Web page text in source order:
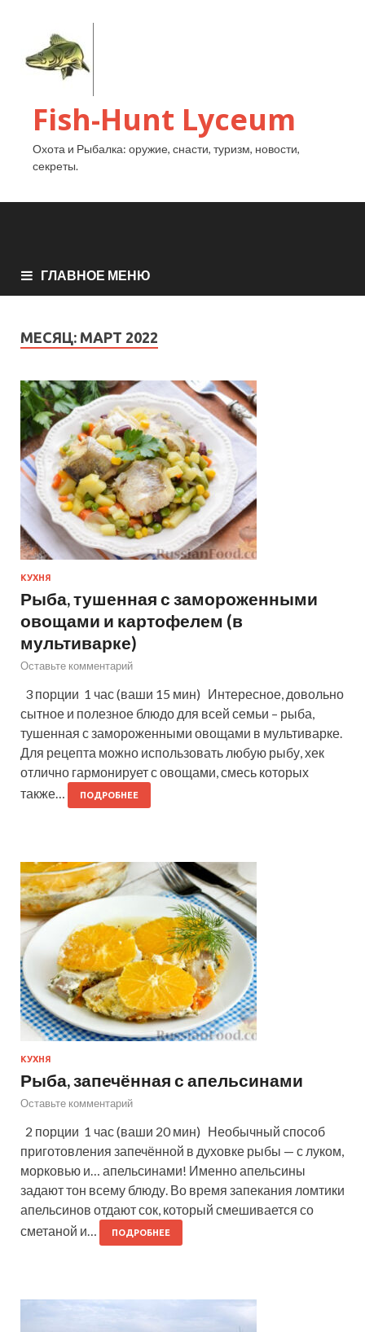
Fish-Hunt Lyceum
Охота и Рыбалка: оружие, снасти, туризм, новости,
секреты.
ГЛАВНОЕ МЕНЮ
МЕСЯЦ: МАРТ 2022
КУХНЯ
Рыба, тушенная с замороженными
овощами и картофелем (в
мультиварке)
Оставьте комментарий
3 порции 1 час (ваши 15 мин) Интересное, довольно
сытное и полезное блюдо для всей семьи – рыба,
тушенная с замороженными овощами в мультиварке.
Для рецепта можно использовать любую рыбу, хек
отлично гармонирует с овощами, смесь которых
также…
ПОДРОБНЕЕ
КУХНЯ
Рыба, запечённая с апельсинами
Оставьте комментарий
2 порции 1 час (ваши 20 мин) Необычный способ
приготовления запечённой в духовке рыбы — с луком,
морковью и… апельсинами! Именно апельсины
задают тон всему блюду. Во время запекания ломтики
апельсинов отдают сок, который смешивается со
сметаной и…
ПОДРОБНЕЕ